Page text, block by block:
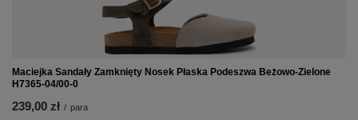
Maciejka Sandały Zamknięty Nosek Płaska Podeszwa Beżowo-Zielone
H7365-04/00-0
239,00 zł / para